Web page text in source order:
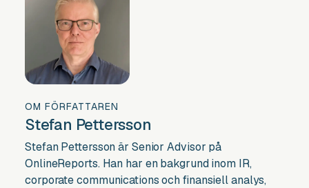
OM FÖRFATTAREN
Stefan Pettersson
Stefan Pettersson är Senior Advisor på
OnlineReports. Han har en bakgrund inom IR,
corporate communications och finansiell analys,